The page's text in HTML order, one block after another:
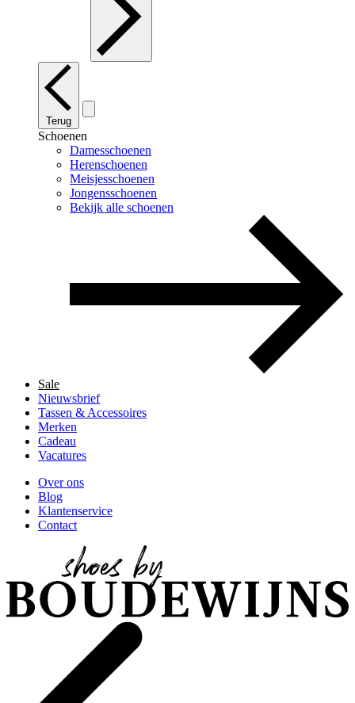
Terug
Schoenen
Damesschoenen
Herenschoenen
Meisjesschoenen
Jongensschoenen
Bekijk alle schoenen
Sale
Nieuwsbrief
Tassen & Accessoires
Merken
Cadeau
Vacatures
Over ons
Blog
Klantenservice
Contact